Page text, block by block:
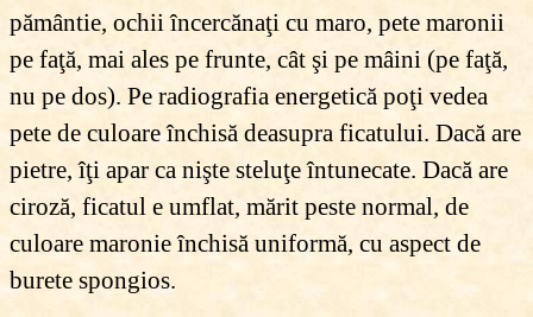
pământie, ochii încercănaţi cu maro, pete maronii
pe faţă, mai ales pe frunte, cât şi pe mâini (pe faţă,
nu pe dos). Pe radiografia energetică poţi vedea
pete de culoare închisă deasupra ficatului. Dacă are
pietre, îţi apar ca nişte steluţe întunecate. Dacă are
ciroză, ficatul e umflat, mărit peste normal, de
culoare maronie închisă uniformă, cu aspect de
burete spongios.